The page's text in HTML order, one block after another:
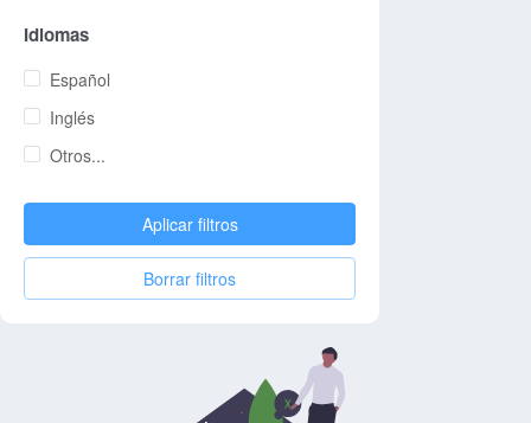
Idiomas
Español
Inglés
Otros...
Aplicar filtros
Borrar filtros